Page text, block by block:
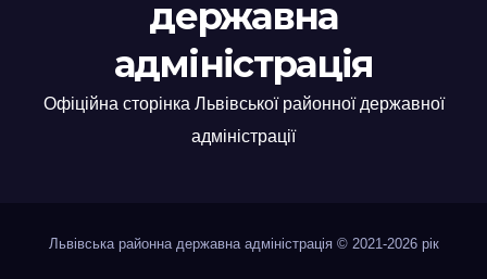
державна
адміністрація
Офіційна сторінка Львівської районної державної
адміністрації
Львівська районна державна адміністрація © 2021-2026 рік